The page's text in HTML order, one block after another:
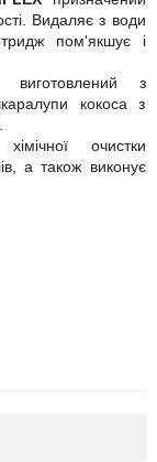
Видаляє з води
пом'якшує і
виготовлений з
кокоса з
очистки
а також виконує